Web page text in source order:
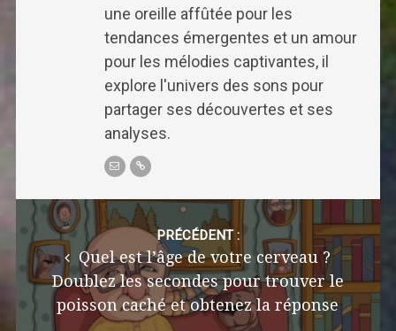
une oreille affûtée pour les
tendances émergentes et un amour
pour les mélodies captivantes, il
explore l'univers des sons pour
partager ses découvertes et ses
analyses.
Post
navigation
PRÉCÉDENT :
Quel est l’âge de votre cerveau ?
Doublez les secondes pour trouver le
poisson caché et obtenez la réponse